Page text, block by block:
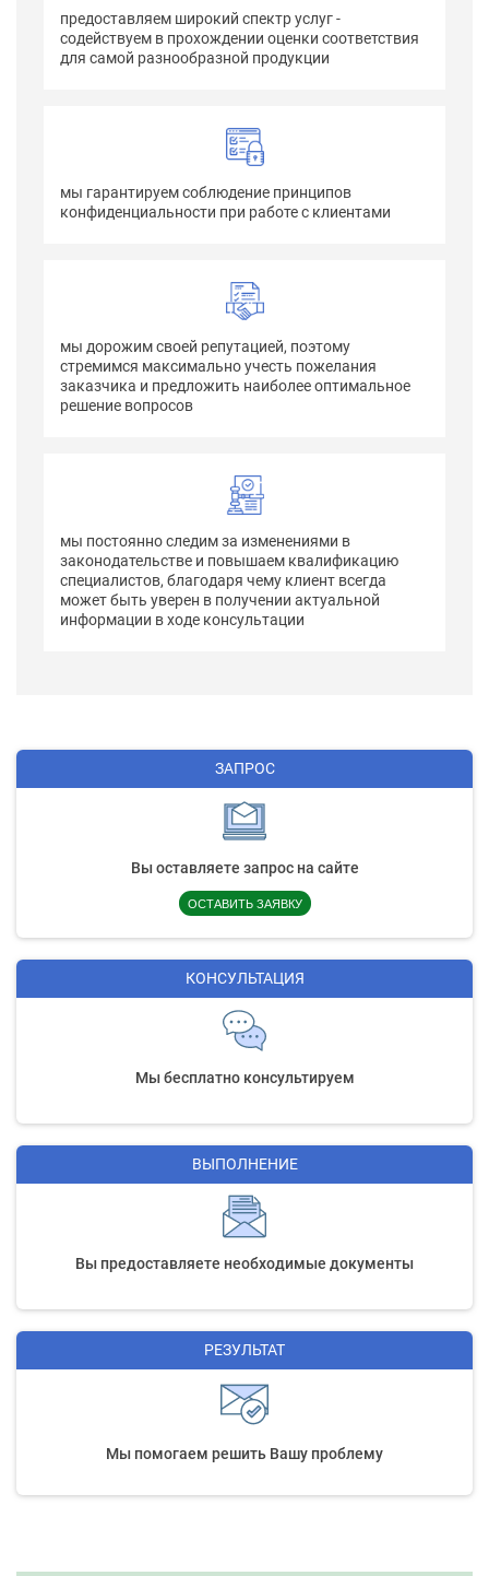
предоставляем широкий спектр услуг -
содействуем в прохождении оценки соответствия
для самой разнообразной продукции
мы гарантируем соблюдение принципов
конфиденциальности при работе с клиентами
мы дорожим своей репутацией, поэтому
стремимся максимально учесть пожелания
заказчика и предложить наиболее оптимальное
решение вопросов
мы постоянно следим за изменениями в
законодательстве и повышаем квалификацию
специалистов, благодаря чему клиент всегда
может быть уверен в получении актуальной
информации в ходе консультации
ЗАПРОС
Вы оставляете запрос на сайте
ОСТАВИТЬ ЗАЯВКУ
КОНСУЛЬТАЦИЯ
Мы бесплатно консультируем
ВЫПОЛНЕНИЕ
Вы предоставляете необходимые документы
РЕЗУЛЬТАТ
Мы помогаем решить Вашу проблему